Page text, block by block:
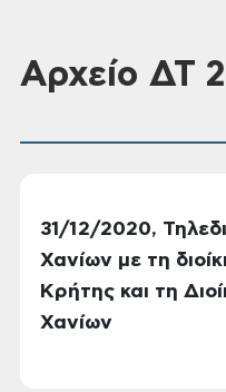
Αρχείο ΔΤ
31/12/2020,
Χανίων με τη
Κρήτης και τη
Χανίων